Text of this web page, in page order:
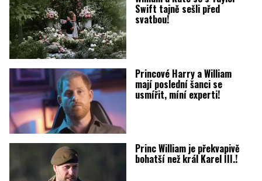
Swift tajně sešli před
svatbou!
Princové Harry a William
mají poslední šanci se
usmířit, míní experti!
Princ William je překvapivě
bohatší než král Karel III.!